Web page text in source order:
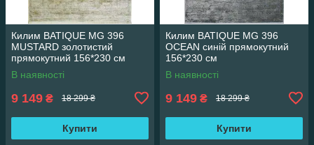
Килим BATIQUE MG 396
MUSTARD золотистий
прямокутний 156*230 см
В наявності
9 149 ₴ 18 299 ₴
Купити
Килим BATIQUE MG 396
OCEAN синій прямокутний
156*230 см
В наявності
9 149 ₴ 18 299 ₴
Купити